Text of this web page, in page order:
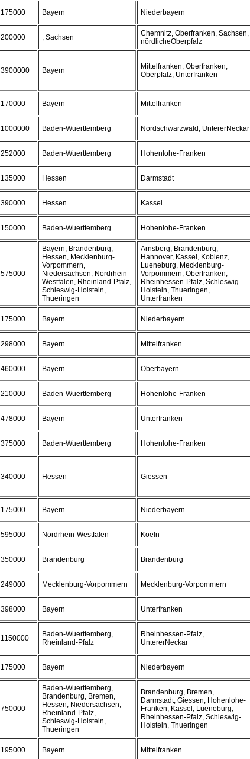
175000 Bayern Niederbayern
200000 , Sachsen
Chemnitz, Oberfranken, Sachsen,
nördlicheOberpfalz
3900000 Bayern
Mittelfranken, Oberfranken,
Oberpfalz, Unterfranken
170000 Bayern Mittelfranken
1000000 Baden-Wuerttemberg Nordschwarzwald, UntererNeckar
252000 Baden-Wuerttemberg Hohenlohe-Franken
135000 Hessen Darmstadt
390000 Hessen Kassel
150000 Baden-Wuerttemberg Hohenlohe-Franken
575000
Bayern, Brandenburg,
Hessen, Mecklenburg-
Vorpommern,
Niedersachsen, Nordrhein-
Westfalen, Rheinland-Pfalz,
Schleswig-Holstein,
Thueringen
Arnsberg, Brandenburg,
Hannover, Kassel, Koblenz,
Lueneburg, Mecklenburg-
Vorpommern, Oberfranken,
Rheinhessen-Pfalz, Schleswig-
Holstein, Thueringen,
Unterfranken
175000 Bayern Niederbayern
298000 Bayern Mittelfranken
460000 Bayern Oberbayern
210000 Baden-Wuerttemberg Hohenlohe-Franken
478000 Bayern Unterfranken
375000 Baden-Wuerttemberg Hohenlohe-Franken
340000 Hessen Giessen
175000 Bayern Niederbayern
595000 Nordrhein-Westfalen Koeln
350000 Brandenburg Brandenburg
249000 Mecklenburg-Vorpommern Mecklenburg-Vorpommern
398000 Bayern Unterfranken
1150000
Baden-Wuerttemberg,
Rheinland-Pfalz
Rheinhessen-Pfalz,
UntererNeckar
175000 Bayern Niederbayern
750000
Baden-Wuerttemberg,
Brandenburg, Bremen,
Hessen, Niedersachsen,
Rheinland-Pfalz,
Schleswig-Holstein,
Thueringen
Brandenburg, Bremen,
Darmstadt, Giessen, Hohenlohe-
Franken, Kassel, Lueneburg,
Rheinhessen-Pfalz, Schleswig-
Holstein, Thueringen
195000 Bayern Mittelfranken